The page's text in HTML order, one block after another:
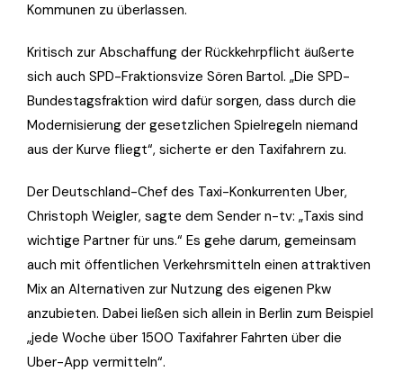
Kommunen zu überlassen.
Kritisch zur Abschaffung der Rückkehrpflicht äußerte
sich auch SPD-Fraktionsvize Sören Bartol. „Die SPD-
Bundestagsfraktion wird dafür sorgen, dass durch die
Modernisierung der gesetzlichen Spielregeln niemand
aus der Kurve fliegt“, sicherte er den Taxifahrern zu.
Der Deutschland-Chef des Taxi-Konkurrenten Uber,
Christoph Weigler, sagte dem Sender n-tv: „Taxis sind
wichtige Partner für uns.“ Es gehe darum, gemeinsam
auch mit öffentlichen Verkehrsmitteln einen attraktiven
Mix an Alternativen zur Nutzung des eigenen Pkw
anzubieten. Dabei ließen sich allein in Berlin zum Beispiel
„jede Woche über 1500 Taxifahrer Fahrten über die
Uber-App vermitteln“.